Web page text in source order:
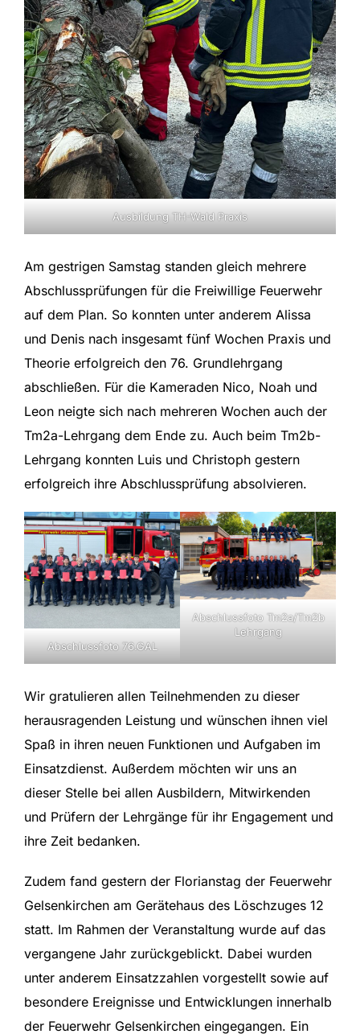
Ausbildung TH-Wald Praxis
Am gestrigen Samstag standen gleich mehrere
Abschlussprüfungen für die Freiwillige Feuerwehr
auf dem Plan. So konnten unter anderem Alissa
und Denis nach insgesamt fünf Wochen Praxis und
Theorie erfolgreich den 76. Grundlehrgang
abschließen. Für die Kameraden Nico, Noah und
Leon neigte sich nach mehreren Wochen auch der
Tm2a-Lehrgang dem Ende zu. Auch beim Tm2b-
Lehrgang konnten Luis und Christoph gestern
erfolgreich ihre Abschlussprüfung absolvieren.
Abschlussfoto 76.GAL
Abschlussfoto Tm2a/Tm2b
Lehrgang
Wir gratulieren allen Teilnehmenden zu dieser
herausragenden Leistung und wünschen ihnen viel
Spaß in ihren neuen Funktionen und Aufgaben im
Einsatzdienst. Außerdem möchten wir uns an
dieser Stelle bei allen Ausbildern, Mitwirkenden
und Prüfern der Lehrgänge für ihr Engagement und
ihre Zeit bedanken.
Zudem fand gestern der Florianstag der Feuerwehr
Gelsenkirchen am Gerätehaus des Löschzuges 12
statt. Im Rahmen der Veranstaltung wurde auf das
vergangene Jahr zurückgeblickt. Dabei wurden
unter anderem Einsatzzahlen vorgestellt sowie auf
besondere Ereignisse und Entwicklungen innerhalb
der Feuerwehr Gelsenkirchen eingegangen. Ein